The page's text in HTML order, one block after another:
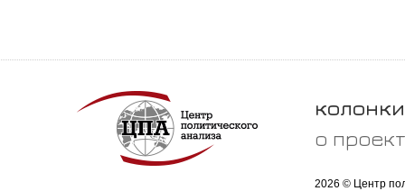
колонки
о
2026 © Центр